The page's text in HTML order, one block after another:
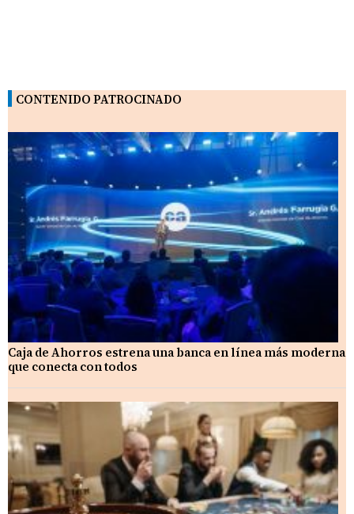
CONTENIDO PATROCINADO
Caja de Ahorros estrena una banca en línea más moderna
que conecta con todos